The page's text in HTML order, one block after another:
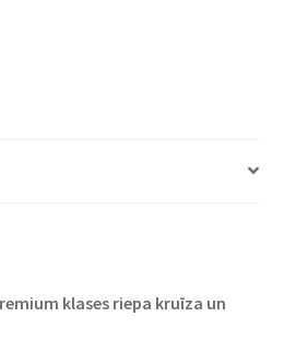
klases riepa kruīza un